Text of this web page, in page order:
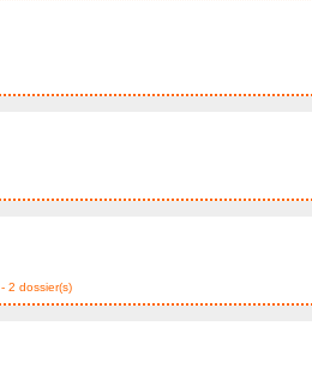
- 2 dossier(s)